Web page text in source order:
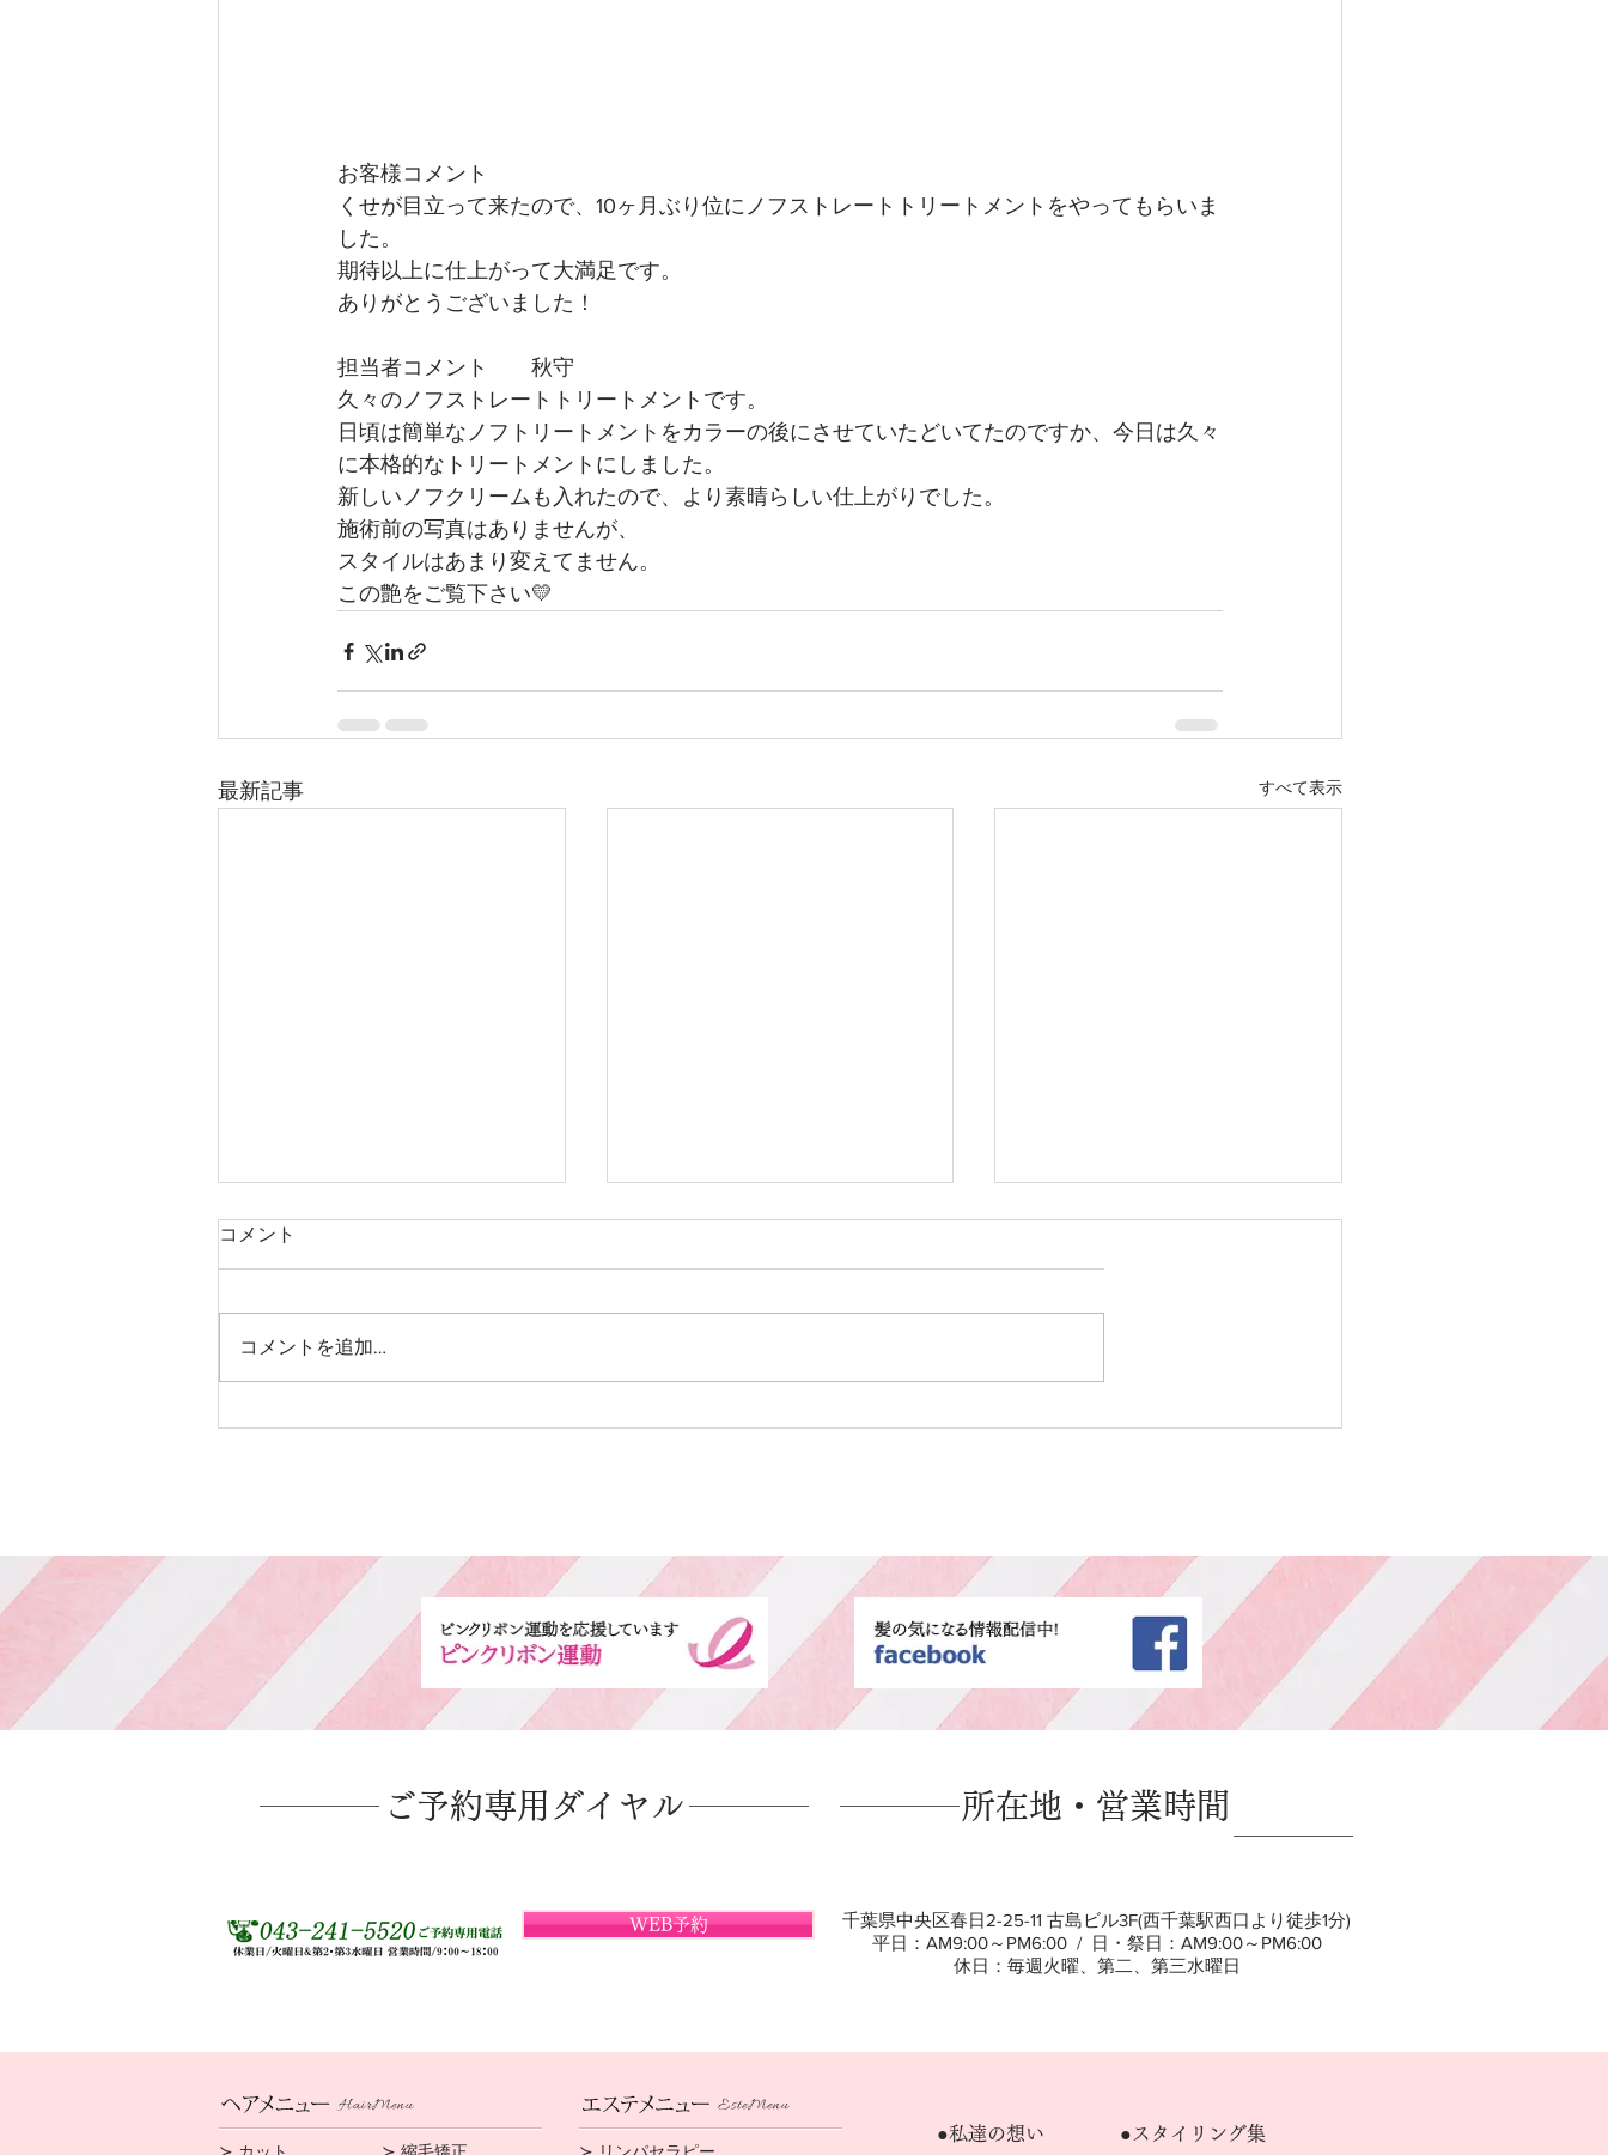
お客様コメント
くせが目立って来たので、10ヶ月ぶり位にノフストレートトリートメントをやってもらいま
した。
期待以上に仕上がって大満足です。
ありがとうございました！
担当者コメント　　秋守
久々のノフストレートトリートメントです。
日頃は簡単なノフトリートメントをカラーの後にさせていたどいてたのですか、今日は久々
に本格的なトリートメントにしました。
新しいノフクリームも入れたので、より素晴らしい仕上がりでした。
施術前の写真はありませんが、
スタイルはあまり変えてません。
この艶をご覧下さい💛
最新記事 すべて表示
カット
コメント
コメントを追加…
​ご予約専用ダイヤル
WEB予約
所在地・営業時間
千葉県中央区春日2-25-11 古島ビル3F(西千葉駅西口より徒歩1分)
平日：AM9:00～PM6:00 / 日・祭日：AM9:00～PM6:00
休日：毎週火曜、第二、第三水曜日
≻ カット ​≻ 縮毛矯正 ​≻ リンパセラピー
●私達の想い ●スタイリング集